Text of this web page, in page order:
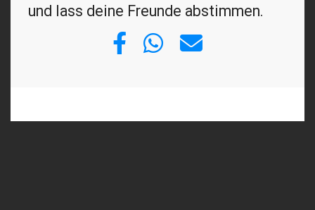
und lass deine Freunde abstimmen.